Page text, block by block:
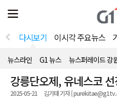
전
체
뉴
열
다시보기 이시각 주요뉴스
뉴스라인 G1 뉴스 뉴스퍼레이드 강
강릉단오제, 유네스코
2025-05-21 김기태 기자 [